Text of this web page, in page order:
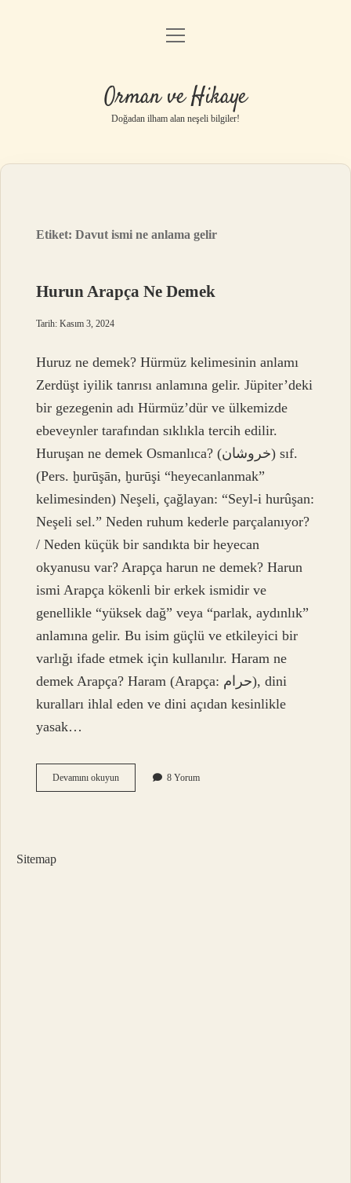
Anasayfa
Yasal Uyarı
menüyü
Orman ve Hikaye
Doğadan ilham alan neşeli bilgiler!
Etiket:Davut ismi ne anlama gelir
Hurun Arapça Ne Demek
Tarih: Kasım 3, 2024
Huruz ne demek? Hürmüz kelimesinin anlamı
Zerdüşt iyilik tanrısı anlamına gelir. Jüpiter’deki
bir gezegenin adı Hürmüz’dür ve ülkemizde
ebeveynler tarafından sıklıkla tercih edilir.
Huruşan ne demek Osmanlıca? (ﺧﺮﻭﺷﺎﻥ) sıf.
(Pers. ḫurūşān, ḫurūşі “heyecanlanmak”
kelimesinden) Neşeli, çağlayan: “Seyl-i hurûşan:
Neşeli sel.” Neden ruhum kederle parçalanıyor?
/ Neden küçük bir sandıkta bir heyecan
okyanusu var? Arapça harun ne demek? Harun
ismi Arapça kökenli bir erkek ismidir ve
genellikle “yüksek dağ” veya “parlak, aydınlık”
anlamına gelir. Bu isim güçlü ve etkileyici bir
varlığı ifade etmek için kullanılır. Haram ne
demek Arapça? Haram (Arapça: حرام), dini
kuralları ihlal eden ve dini açıdan kesinlikle
yasak…
Devamını okuyunHurun
Arapça
8 Yorum
Sitemap